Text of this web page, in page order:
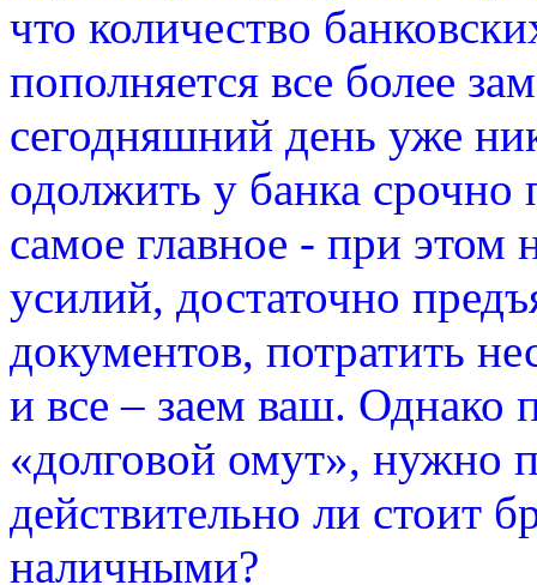
что количество
пополняется все более
сегодняшний день уже
одолжить у банка
самое главное - при этом
усилий, достаточно
документов, потратить
и все – заем ваш. Однако
«долговой омут», нужно
действительно ли стоит
наличными?